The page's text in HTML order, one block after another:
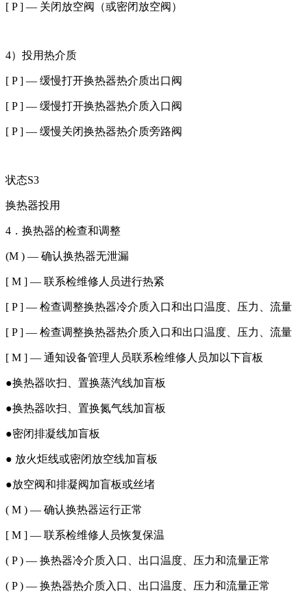
[ P ] — 关闭放空阀（或密闭放空阀）
4）投用热介质
[ P ] — 缓慢打开换热器热介质出口阀
[ P ] — 缓慢打开换热器热介质入口阀
[ P ] — 缓慢关闭换热器热介质旁路阀
状态S3
换热器投用
4．换热器的检查和调整
(M ) — 确认换热器无泄漏
[ M ] — 联系检维修人员进行热紧
[ P ] — 检查调整换热器冷介质入口和出口温度、压力、流量
[ P ] — 检查调整换热器热介质入口和出口温度、压力、流量
[ M ] — 通知设备管理人员联系检维修人员加以下盲板
●换热器吹扫、置换蒸汽线加盲板
●换热器吹扫、置换氮气线加盲板
●密闭排凝线加盲板
● 放火炬线或密闭放空线加盲板
●放空阀和排凝阀加盲板或丝堵
( M ) — 确认换热器运行正常
[ M ] — 联系检维修人员恢复保温
( P ) — 换热器冷介质入口、出口温度、压力和流量正常
( P ) — 换热器热介质入口、出口温度、压力和流量正常